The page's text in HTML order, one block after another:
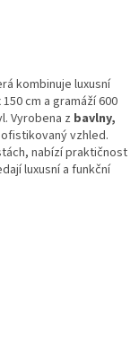
A
kombinuje luxusní
cm a gramáží 600
Vyrobena z bavlny,
vzhled.
nabízí praktičnost
luxusní a funkční